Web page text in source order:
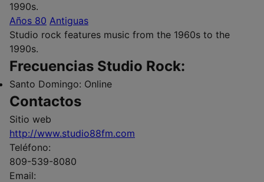
1990s.
Años 80 Antiguas
Studio rock features music from the 1960s to the
1990s.
Frecuencias Studio Rock:
Santo Domingo: Online
Contactos
Sitio web
http://www.studio88fm.com
Teléfono:
809-539-8080
Email: